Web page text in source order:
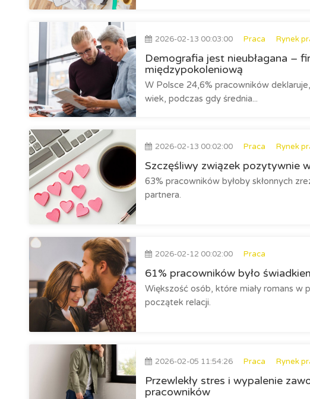
2026-02-13 00:03:00 Praca Rynek
Demografia jest nieubłagana –
międzypokoleniową
W Polsce 24,6% pracowników
wiek, podczas gdy średnia...
2026-02-13 00:02:00 Praca Rynek
Szczęśliwy związek pozytywnie
63% pracowników byłoby skłonnych
partnera.
2026-02-12 00:02:00 Praca
61% pracowników było
Większość osób, które miały romans w
początek relacji.
2026-02-05 11:54:26 Praca Rynek
Przewlekły stres i wypalenie
pracowników